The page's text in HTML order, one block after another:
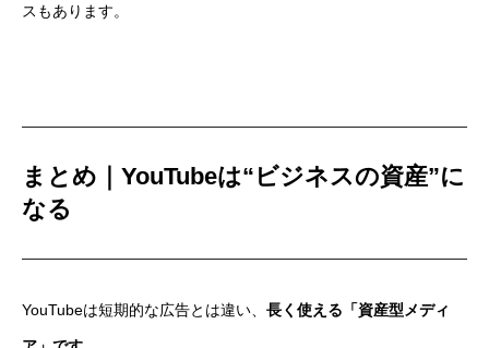
スもあります。
まとめ｜YouTubeは“ビジネスの資産”に
なる
YouTubeは短期的な広告とは違い、 長く使える「資産型メディ